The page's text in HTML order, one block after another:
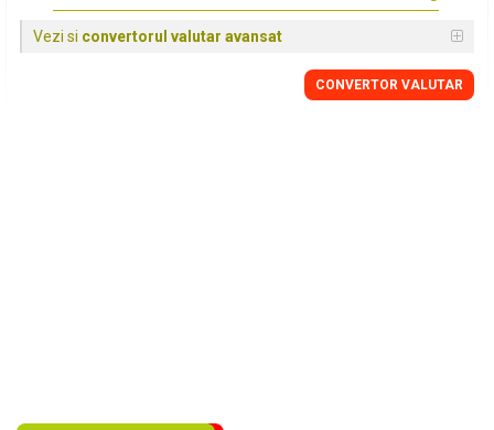
Vezi si convertorul valutar avansat
CONVERTOR VALUTAR